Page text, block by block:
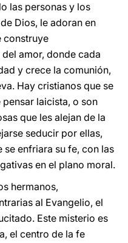
las personas y los
Dios, le adoran en
construye
amor, donde cada
y crece la comunión,
Hay cristianos que se
laicista, o son
que les alejan de la
seducir por ellas,
se enfriara su fe, con las
en el plano moral.
hermanos,
al Evangelio, el
Este misterio es
el centro de la fe